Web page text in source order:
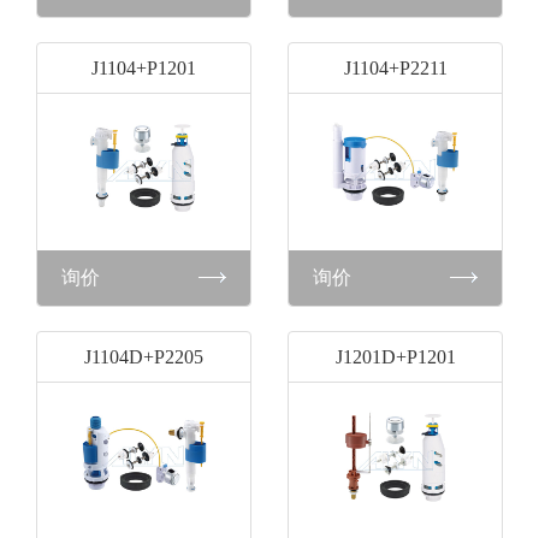
J1104+P1201
询价
J1104+P2211
询价
J1104D+P2205 J1201D+P1201